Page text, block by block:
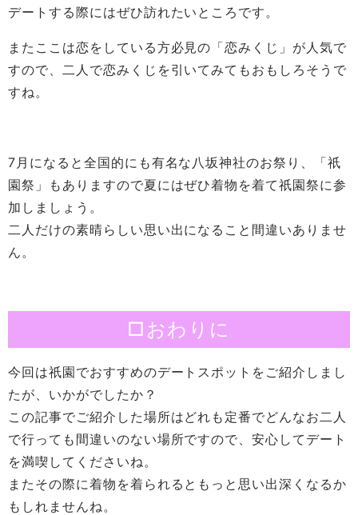
デートする際にはぜひ訪れたいところです。
またここは恋をしている方必見の「恋みくじ」が人気で
すので、二人で恋みくじを引いてみてもおもしろそうで
すね。
7月になると全国的にも有名な八坂神社のお祭り、「祇
園祭」もありますので夏にはぜひ着物を着て祇園祭に参
加しましょう。
二人だけの素晴らしい思い出になること間違いありませ
ん。
□おわりに
今回は祇園でおすすめのデートスポットをご紹介しまし
たが、いかがでしたか？
この記事でご紹介した場所はどれも定番でどんなお二人
で行っても間違いのない場所ですので、安心してデート
を満喫してくださいね。
またその際に着物を着られるともっと思い出深くなるか
もしれませんね。